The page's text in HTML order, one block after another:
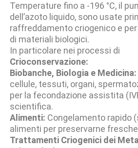
Temperature fino a -196 °C, il
dell’azoto liquido, sono usate
raffreddamento criogenico e
di materiali biologici.
In particolare nei processi di
Crioconservazione:
Biobanche, Biologia e Medicina:
cellule, tessuti, organi,
per la fecondazione assistita (
scientifica.
Alimenti: Congelamento rapido (
alimenti per preservarne
Trattamenti Criogenici dei